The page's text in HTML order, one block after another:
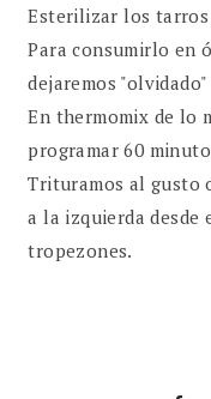
Esterilizar los tarros
Para consumirlo en
dejaremos
En thermomix de lo
programar 60
Trituramos al gusto
a la izquierda
tropezones.